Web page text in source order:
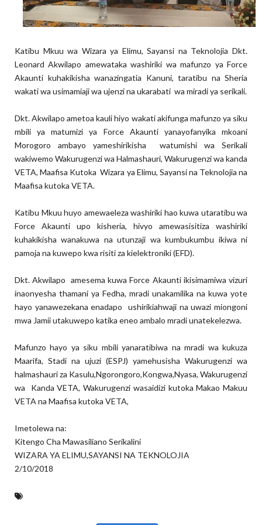
Katibu Mkuu wa Wizara ya Elimu, Sayansi na Teknolojia Dkt.
Leonard Akwilapo amewataka washiriki wa mafunzo ya Force
Akaunti kuhakikisha wanazingatia Kanuni, taratibu na Sheria
wakati wa usimamiaji wa ujenzi na ukarabati wa miradi ya serikali.
Dkt. Akwilapo ametoa kauli hiyo wakati akifunga mafunzo ya siku
mbili ya matumizi ya Force Akaunti yanayofanyika mkoani
Morogoro ambayo yameshirikisha watumishi wa Serikali
wakiwemo Wakurugenzi wa Halmashauri, Wakurugenzi wa kanda
VETA, Maafisa Kutoka Wizara ya Elimu, Sayansi na Teknolojia na
Maafisa kutoka VETA.
Katibu Mkuu huyo amewaeleza washiriki hao kuwa utaratibu wa
Force Akaunti upo kisheria, hivyo amewasisitiza washiriki
kuhakikisha wanakuwa na utunzaji wa kumbukumbu ikiwa ni
pamoja na kuwepo kwa risiti za kielektroniki (EFD).
Dkt. Akwilapo amesema kuwa Force Akaunti ikisimamiwa vizuri
inaonyesha thamani ya Fedha, mradi unakamilika na kuwa yote
hayo yanawezekana enadapo ushirikiahwaji na uwazi miongoni
mwa Jamii utakuwepo katika eneo ambalo mradi unatekelezwa.
Mafunzo hayo ya siku mbili yanaratibiwa na mradi wa kukuza
Maarifa, Stadi na ujuzi (ESPJ) yamehusisha Wakurugenzi wa
halmashauri za Kasulu,Ngorongoro,Kongwa,Nyasa, Wakurugenzi
wa Kanda VETA, Wakurugenzi wasaidizi kutoka Makao Makuu
VETA na Maafisa kutoka VETA,
Imetolewa na:
Kitengo Cha Mawasiliano Serikalini
WIZARA YA ELIMU,SAYANSI NA TEKNOLOJIA
2/10/2018